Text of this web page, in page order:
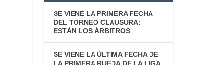
SE VIENE LA PRIMERA FECHA
DEL TORNEO CLAUSURA:
ESTÁN LOS ÁRBITROS
SE VIENE LA ÚLTIMA FECHA DE
LA PRIMERA RUEDA DE LA LIGA